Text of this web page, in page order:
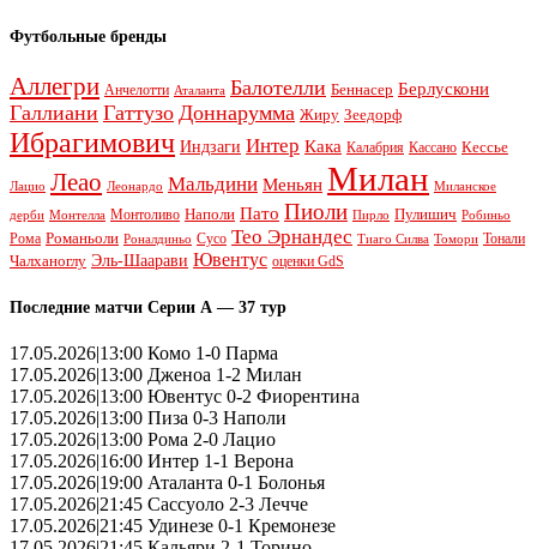
Футбольные бренды
Аллегри Анчелотти Аталанта Балотелли Беннасер Берлускони
Галлиани Гаттузо Доннарумма Жиру Зеедорф
Ибрагимович Индзаги Интер Кака Калабрия Кассано Кессье
Лацио Леао Леонардо Мальдини Меньян Милан Миланское
дерби Монтелла Монтоливо Наполи Пато Пиоли Пирло Пулишич Робиньо
Рома Романьоли Роналдиньо Сусо Тео Эрнандес Тиаго Силва Томори Тонали
Чалханоглу Эль-Шаарави Ювентус оценки GdS
Последние матчи Серии А — 37 тур
17.05.2026|13:00 Комо 1-0 Парма
17.05.2026|13:00 Дженоа 1-2 Милан
17.05.2026|13:00 Ювентус 0-2 Фиорентина
17.05.2026|13:00 Пиза 0-3 Наполи
17.05.2026|13:00 Рома 2-0 Лацио
17.05.2026|16:00 Интер 1-1 Верона
17.05.2026|19:00 Аталанта 0-1 Болонья
17.05.2026|21:45 Сассуоло 2-3 Лечче
17.05.2026|21:45 Удинезе 0-1 Кремонезе